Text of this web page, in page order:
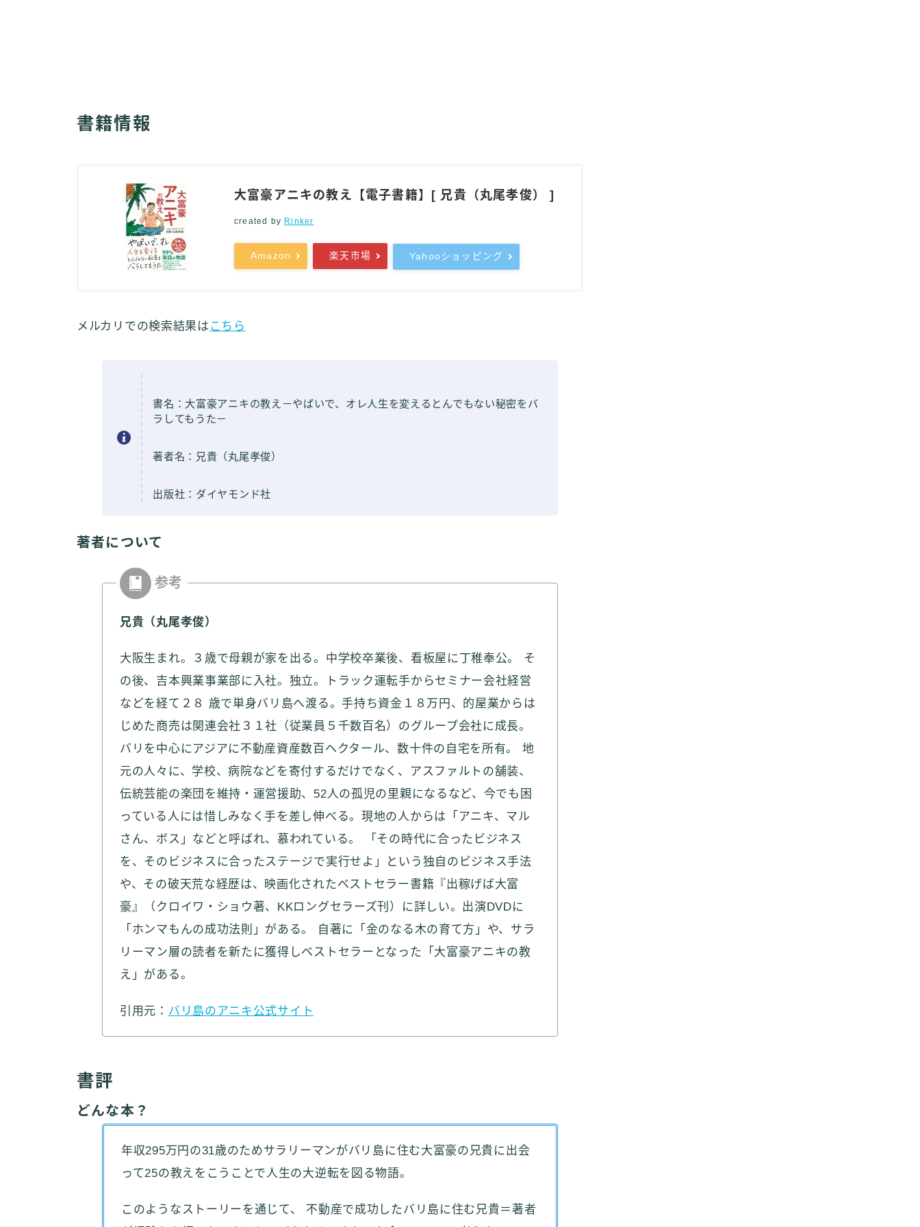
書籍情報
大富豪アニキの教え【電子書籍】[ 兄貴（丸尾孝俊） ]
created by Rinker
Amazon 楽天市場 Yahooショッピング
メルカリでの検索結果は こちら
書名：大富豪アニキの教え－やばいで、オレ人生を変えるとんでもない秘密をバ
ラしてもうた－
著者名：兄貴（丸尾孝俊）
出版社：ダイヤモンド社
著者について
兄貴（丸尾孝俊）
大阪生まれ。３歳で母親が家を出る。中学校卒業後、看板屋に丁稚奉公。 そ
の後、吉本興業事業部に入社。独立。トラック運転手からセミナー会社経営
などを経て２８ 歳で単身バリ島へ渡る。手持ち資金１８万円、的屋業からは
じめた商売は関連会社３１社（従業員５千数百名）のグループ会社に成長。
バリを中心にアジアに不動産資産数百ヘクタール、数十件の自宅を所有。 地
元の人々に、学校、病院などを寄付するだけでなく、アスファルトの舗装、
伝統芸能の楽団を維持・運営援助、52人の孤児の里親になるなど、今でも困
っている人には惜しみなく手を差し伸べる。現地の人からは「アニキ、マル
さん、ボス」などと呼ばれ、慕われている。 「その時代に合ったビジネス
を、そのビジネスに合ったステージで実行せよ」という独自のビジネス手法
や、その破天荒な経歴は、映画化されたベストセラー書籍『出稼げば大富
豪』（クロイワ・ショウ著、KKロングセラーズ刊）に詳しい。出演DVDに
「ホンマもんの成功法則」がある。 自著に「金のなる木の育て方」や、サラ
リーマン層の読者を新たに獲得しベストセラーとなった「大富豪アニキの教
え」がある。
引用元： バリ島のアニキ公式サイト
書評
どんな本？
年収295万円の31歳のためサラリーマンがバリ島に住む大富豪の兄貴に出会
って25の教えをこうことで人生の大逆転を図る物語。
このようなストーリーを通じて、 不動産で成功したバリ島に住む兄貴＝著者